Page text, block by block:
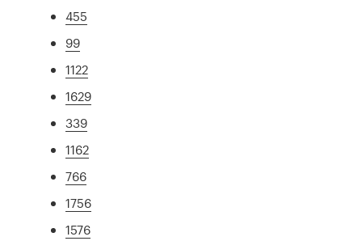
455
99
1122
1629
339
1162
766
1756
1576